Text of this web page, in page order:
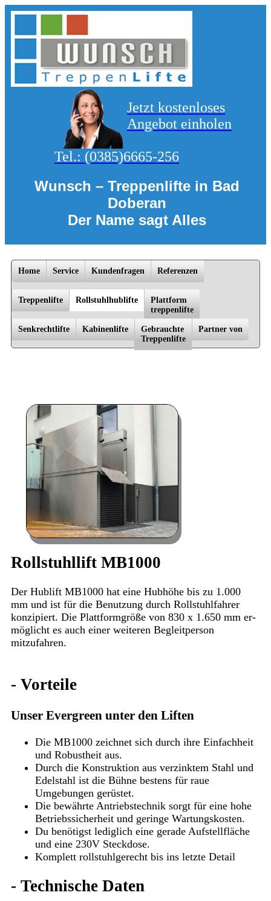
Jetzt kostenloses
Angebot einholen
Tel.: (0385)6665-256
Wunsch – Treppenlifte in Bad
Doberan
Der Name sagt Alles
Home Service Kundenfragen Referenzen
Treppenlifte Rollstuhlhublifte
Platt­form
trep­penlif­te
Senkrechtlifte Kabinenlifte
Gebrauchte
Trep­pen­lif­te
Partner von
Rollstuhllift MB1000
Der Hublift MB1000 hat eine Hub­höhe bis zu 1.000
mm und ist für die Be­nut­zung durch Roll­stuhl­fahrer
kon­zi­piert. Die Platt­form­größe von 830 x 1.650 mm er­
mög­licht es auch einer weiteren Be­gleit­per­son
mitzufahren.
- Vorteile
Unser Evergreen unter den Liften
Die MB1000 zeichnet sich durch ihre Einfachheit
und Robustheit aus.
Durch die Konstruktion aus verzinktem Stahl und
Edelstahl ist die Bühne bestens für raue
Umgebungen gerüstet.
Die bewährte Antriebstechnik sorgt für eine hohe
Betriebssicherheit und geringe Wartungskosten.
Du benötigst lediglich eine gerade Aufstellfläche
und eine 230V Steckdose.
Komplett rollstuhlgerecht bis ins letzte Detail
- Technische Daten